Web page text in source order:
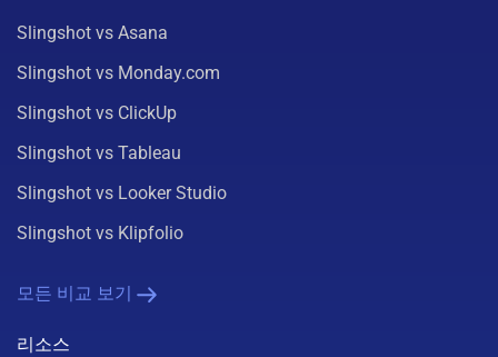
Slingshot vs Asana
Slingshot vs Monday.com
Slingshot vs ClickUp
Slingshot vs Tableau
Slingshot vs Looker Studio
Slingshot vs Klipfolio
모든 비교 보기
리소스